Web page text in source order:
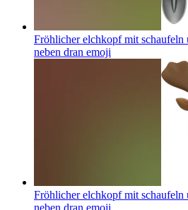
Fröhlicher elchkopf mit
neben dran emoji
Fröhlicher elchkopf mit
neben dran emoji